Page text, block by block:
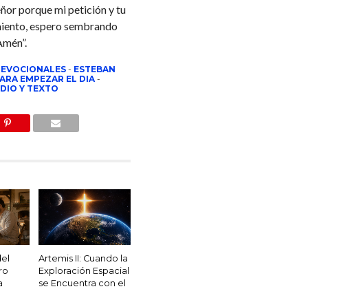
porque mi petición y tu
espero sembrando
- ESTEBAN
EMPEZAR EL DIA-
Y TEXTO
Artemis II: Cuando la
Exploración Espacial
se Encuentra con el